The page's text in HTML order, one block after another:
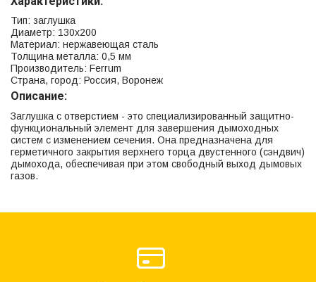
Тип: заглушка
Диаметр: 130x200
Материал: нержавеющая сталь
Толщина металла: 0,5 мм
Производитель: Ferrum
Страна, город: Россия, Воронеж
Описание:
Заглушка с отверстием - это специализированный защитно-
функциональный элемент для завершения дымоходных
систем с изменением сечения. Она предназначена для
герметичного закрытия верхнего торца двустенного (сэндвич)
дымохода, обеспечивая при этом свободный выход дымовых
газов.